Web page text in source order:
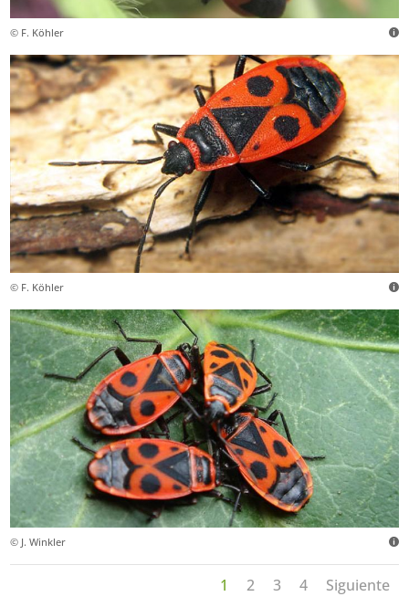
© F. Köhler
© F. Köhler
© J. Winkler
1 2 3 4 Siguiente